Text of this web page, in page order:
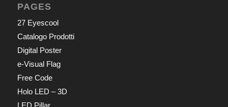
PAGES
27 Eyescool
Catalogo Prodotti
Digital Poster
e-Visual Flag
Free Code
Holo LED – 3D
LED Pillar